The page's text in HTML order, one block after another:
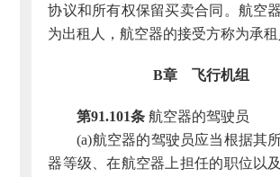
协议和所有权保留买卖合同。航空
为出租人，航空器的接受方称为承租
B章 飞行机组
第91.101条 航空器的驾驶员
(a)航空器的驾驶员应当根据其
器等级、在航空器上担任的职位以